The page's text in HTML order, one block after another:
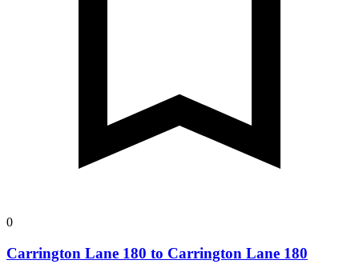
0
Carrington Lane 180 to Carrington Lane 180